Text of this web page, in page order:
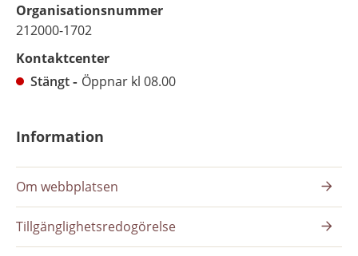
Organisationsnummer
212000-1702
Kontaktcenter
Stängt
Öppnar kl 08.00
Information
Om webbplatsen
Tillgänglighetsredogörelse